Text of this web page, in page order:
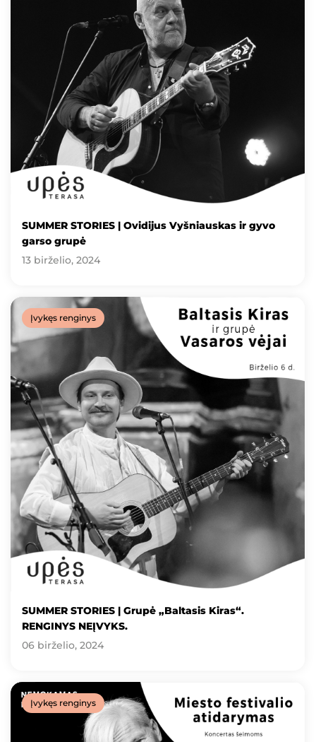
SUMMER STORIES | Ovidijus Vyšniauskas ir gyvo
garso grupė
13 birželio, 2024
Įvykęs renginys
SUMMER STORIES | Grupė „Baltasis Kiras“.
RENGINYS NEĮVYKS.
06 birželio, 2024
Įvykęs renginys